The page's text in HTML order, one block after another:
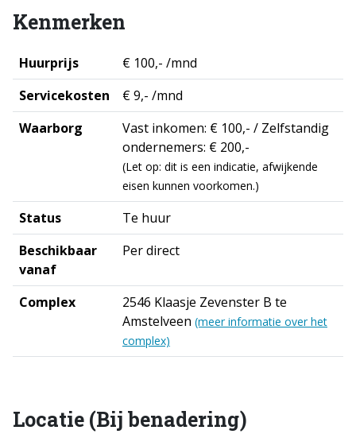
Kenmerken
Huurprijs
€ 100,- /mnd
Servicekosten
€ 9,- /mnd
Waarborg
Vast inkomen: € 100,- / Zelfstandig
ondernemers: € 200,-
(Let op: dit is een indicatie, afwijkende
eisen kunnen voorkomen.)
Status
Te huur
Beschikbaar
vanaf
Per direct
Complex
2546 Klaasje Zevenster B te
Amstelveen (meer informatie over het
complex)
Locatie (Bij benadering)